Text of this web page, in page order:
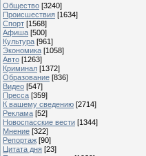
Общество [3240]
Происшествия [1634]
Спорт [1568]
Афиша [500]
Культура [961]
Экономика [1058]
Авто [1263]
Криминал [1372]
Образование [836]
Видео [547]
Пресса [359]
К вашему сведению [2714]
Реклама [52]
Новоспасские вести [1344]
Мнение [322]
Репортаж [90]
Цитата дня [23]